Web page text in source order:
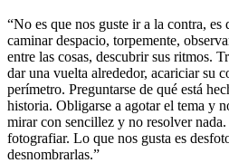
“No es que nos guste ir a la contra, es
caminar despacio, torpemente,
entre las cosas, descubrir sus ritmos.
dar una vuelta alrededor, acariciar su
perímetro. Preguntarse de qué está
historia. Obligarse a agotar el tema y
mirar con sencillez y no resolver
fotografiar. Lo que nos gusta es
desnombrarlas.”